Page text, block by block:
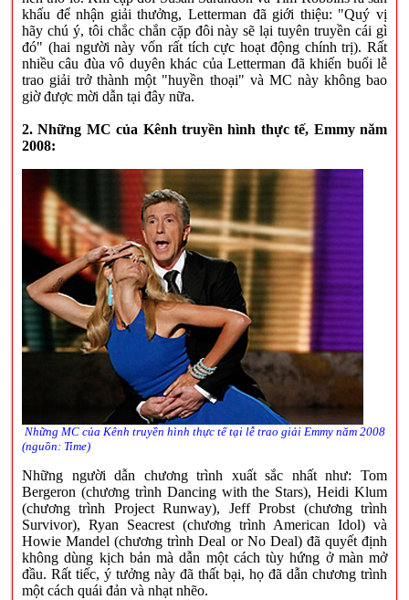
khấu để nhận giải thưởng, Letterman đã giới thiệu: "Quý vị
hãy chú ý, tôi chắc chắn cặp đôi này sẽ lại tuyên truyền cái gì
đó" (hai người này vốn rất tích cực hoạt động chính trị). Rất
nhiều câu đùa vô duyên khác của Letterman đã khiến buổi lễ
trao giải trở thành một "huyền thoại" và MC này không bao
giờ được mời dẫn tại đây nữa.
2. Những MC của Kênh truyền hình thực tế, Emmy năm
2008:
Những MC của Kênh truyền hình thực tế tại lễ trao giải Emmy năm 2008
(nguồn: Time)
Những người dẫn chương trình xuất sắc nhất như: Tom
Bergeron (chương trình Dancing with the Stars), Heidi Klum
(chương trình Project Runway), Jeff Probst (chương trình
Survivor), Ryan Seacrest (chương trình American Idol) và
Howie Mandel (chương trình Deal or No Deal) đã quyết định
không dùng kịch bản mà dẫn một cách tùy hứng ở màn mở
đầu. Rất tiếc, ý tưởng này đã thất bại, họ đã dẫn chương trình
một cách quái đản và nhạt nhẽo.